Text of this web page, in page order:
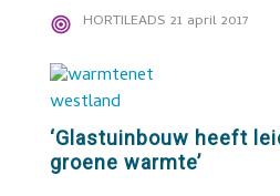
HORTILEADS 21 april 2017
‘Glastuinbouw heeft
groene warmte’